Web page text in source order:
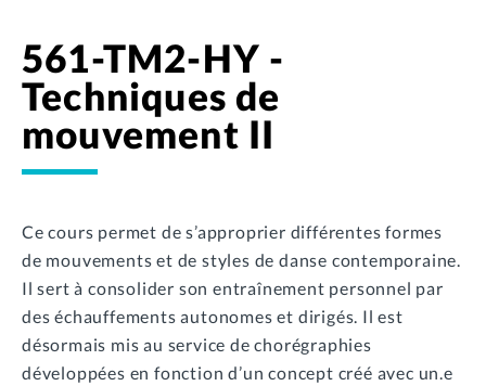
561-TM2-HY -
Techniques de
mouvement II
Ce cours permet de s’approprier différentes formes
de mouvements et de styles de danse contemporaine.
Il sert à consolider son entraînement personnel par
des échauffements autonomes et dirigés. Il est
désormais mis au service de chorégraphies
développées en fonction d’un concept créé avec un.e